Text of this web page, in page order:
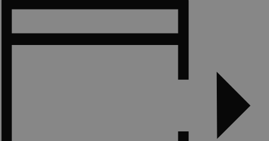
Novinky a podujatia